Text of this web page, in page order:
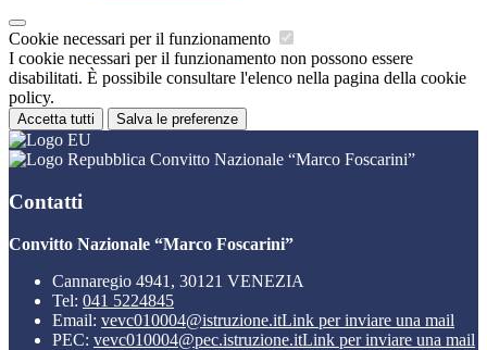
Cookie necessari per il funzionamento
I cookie necessari per il funzionamento non possono essere
disabilitati. È possibile consultare l'elenco nella pagina della cookie
policy.
Accetta tutti Salva le preferenze
Convitto Nazionale “Marco Foscarini”
Contatti
Convitto Nazionale “Marco Foscarini”
Cannaregio 4941, 30121 VENEZIA
Tel: 041 5224845
Email: vevc010004@istruzione.itLink per inviare una mail
PEC: vevc010004@pec.istruzione.itLink per inviare una mail